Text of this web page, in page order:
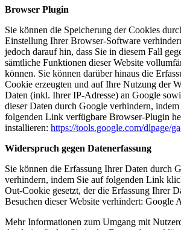
Browser Plugin
Sie können die Speicherung der Cookies
Einstellung Ihrer Browser-Software
jedoch darauf hin, dass Sie in diesem Fall
sämtliche Funktionen dieser Website
können. Sie können darüber hinaus die
Cookie erzeugten und auf Ihre Nutzung der
Daten (inkl. Ihrer IP-Adresse) an Google
dieser Daten durch Google verhindern, indem
folgenden Link verfügbare Browser-Plugin
installieren: https://tools.google.com/dlpage/
Widerspruch gegen Datenerfassung
Sie können die Erfassung Ihrer Daten durch
verhindern, indem Sie auf folgenden Link
Out-Cookie gesetzt, der die Erfassung Ihrer
Besuchen dieser Website verhindert: Google
Mehr Informationen zum Umgang mit